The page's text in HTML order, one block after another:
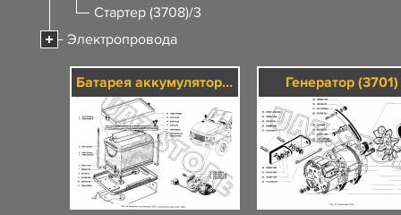
Стартер (3708)/3
Электропровода
Батарея аккумуляторная (3703), выключатель зажигания (3704) Генератор (3701)